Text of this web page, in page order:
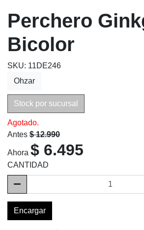
Perchero
Bicolor
SKU: 11DE246
Ohzar
Stock por sucursal
Agotado.
Antes $ 12.990
Ahora $ 6.495
CANTIDAD
Encargar